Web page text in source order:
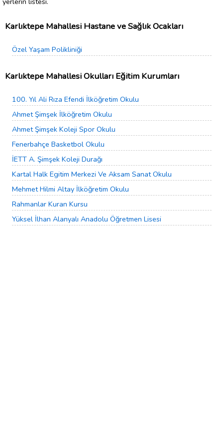
Karlıktepe Mahallesi Hastane ve Sağlık Ocakları
Özel Yaşam Polikliniği
Karlıktepe Mahallesi Okulları Eğitim Kurumları
100. Yıl Ali Rıza Efendi İlköğretim Okulu
Ahmet Şimşek İlköğretim Okulu
Ahmet Şimşek Koleji Spor Okulu
Fenerbahçe Basketbol Okulu
İETT A. Şimşek Koleji Durağı
Kartal Halk Egitim Merkezi Ve Aksam Sanat Okulu
Mehmet Hilmi Altay İlköğretim Okulu
Rahmanlar Kuran Kursu
Yüksel İlhan Alanyalı Anadolu Öğretmen Lisesi